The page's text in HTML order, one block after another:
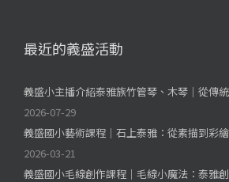
最近的義盛活動
義盛小主播介紹泰雅族竹管琴、木琴｜從傳
2026-07-29
義盛國小藝術課程｜石上泰雅：從素描到彩
2026-03-21
義盛國小毛線創作課程｜毛線小魔法：泰雅